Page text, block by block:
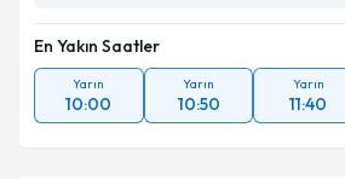
En Yakın Saatler
Yarın
10:00
Yarın
10:50
Yarın
11:40